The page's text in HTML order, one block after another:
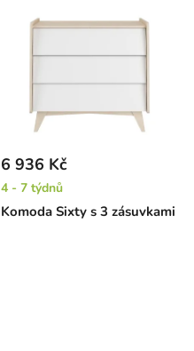
Komoda Sixty s 3 zásuvkami
6 936 Kč
4 - 7 týdnů